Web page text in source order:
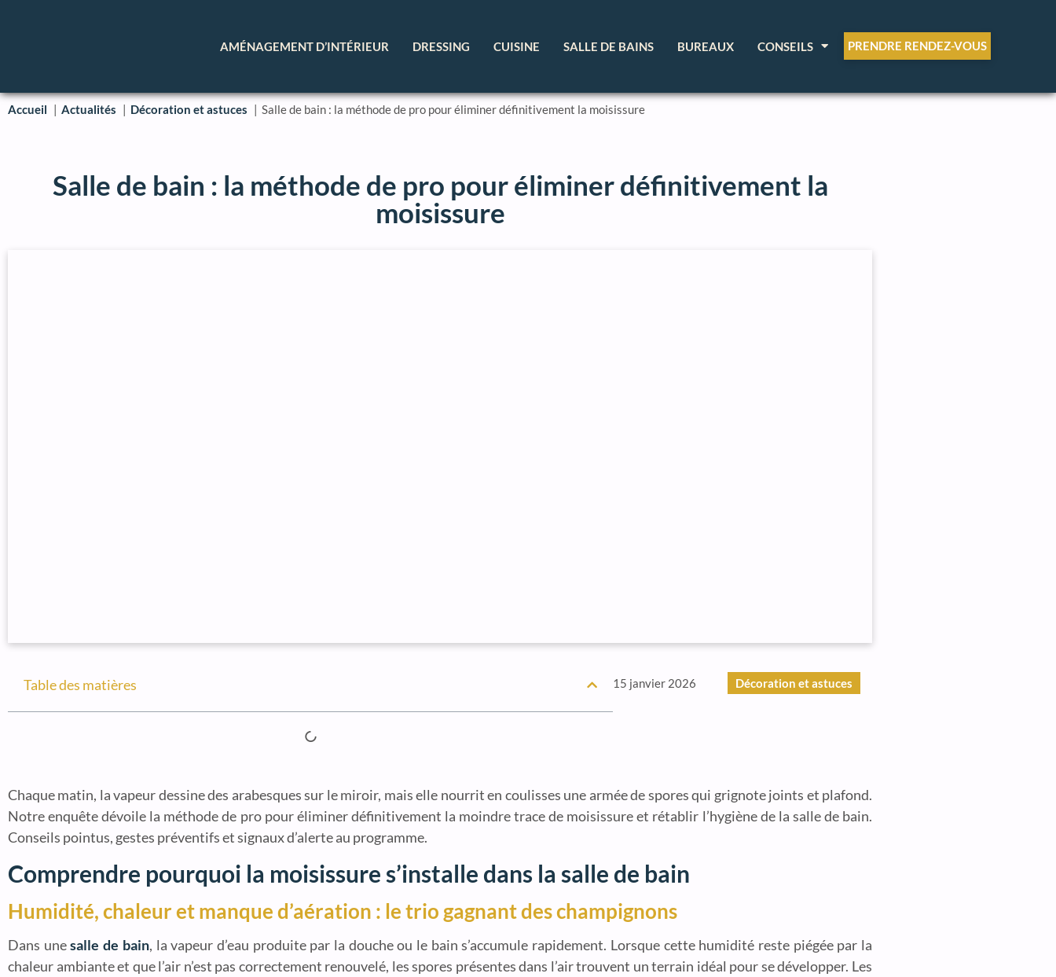
AMÉNAGEMENT D’INTÉRIEUR DRESSING CUISINE SALLE DE BAINS BUREAUX CONSEILS PRENDRE RENDEZ-VOUS
Accueil Actualités Décoration et astuces Salle de bain : la méthode de pro pour éliminer définitivement la moisissure
Salle de bain : la méthode de pro pour éliminer définitivement la
moisissure
Table des matières 15 janvier 2026 Décoration et astuces
Chaque matin, la vapeur dessine des arabesques sur le miroir, mais elle nourrit en coulisses une armée de spores qui grignote joints et plafond.
Notre enquête dévoile la méthode de pro pour éliminer définitivement la moindre trace de moisissure et rétablir l’hygiène de la salle de bain.
Conseils pointus, gestes préventifs et signaux d’alerte au programme.
Comprendre pourquoi la moisissure s’installe dans la salle de bain
Humidité, chaleur et manque d’aération : le trio gagnant des champignons
Dans unesalle de bain, la vapeur d’eau produite par la douche ou le bain s’accumule rapidement. Lorsque cette humidité reste piégée par la
chaleur ambiante et que l’air n’est pas correctement renouvelé, les spores présentes dans l’air trouvent un terrain idéal pour se développer. Les